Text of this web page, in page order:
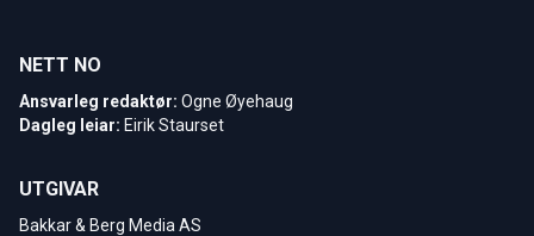
NETT NO
Ansvarleg redaktør: Ogne Øyehaug
Dagleg leiar: Eirik Staurset
UTGIVAR
Bakkar & Berg Media AS